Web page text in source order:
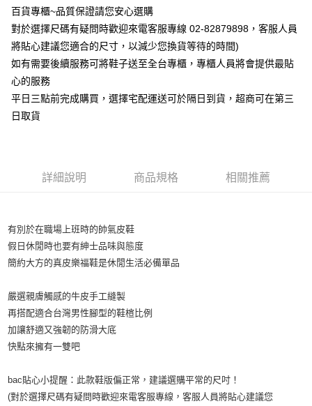
百貨專櫃~品質保證請您安心選購
對於選擇尺碼有疑問時歡迎來電客服專線 02-82879898，客服人員
將貼心建議您適合的尺寸，以減少您換貨等待的時間)
如有需要後續服務可將鞋子送至全台專櫃，專櫃人員將會提供最貼
心的服務
平日三點前完成購買，選擇宅配運送可於隔日到貨，超商可在第三
日取貨
詳細說明 商品規格 相關推薦
有別於在職場上班時的帥氣皮鞋
假日休閒時也要有紳士品味與態度
簡約大方的真皮樂福鞋是休閒生活必備單品
嚴選親膚觸感的牛皮手工縫製
再搭配適合台灣男性腳型的鞋楦比例
加讓舒適又強韌的防滑大底
快點來擁有一雙吧
bac貼心小提醒：此款鞋版偏正常，建議選購平常的尺吋！
(對於選擇尺碼有疑問時歡迎來電客服專線，客服人員將貼心建議您